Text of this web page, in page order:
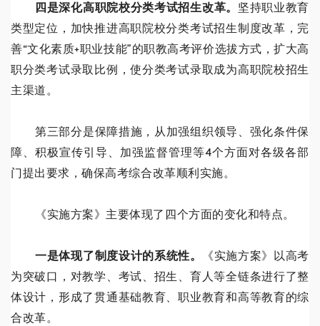
四是深化高职院校分类考试招生改革。 坚持职业教育
类型定位，加快推进高职院校分类考试招生制度改革，完
善“文化素质+职业技能”的职教高考评价选拔方式，扩大高
职分类考试录取比例，使分类考试录取成为高职院校招生
主渠道。
第三部分是保障措施，从加强组织领导、强化条件保
障、积极宣传引导、加强监督管理等4个方面对各级各部
门提出要求，确保高考综合改革顺利实施。
《实施方案》主要体现了四个方面的变化和特点。
一是体现了制度设计的系统性。
《实施方案》以高考
为突破口，对教学、考试、招生、育人等全链条进行了整
体设计，形成了贯通基础教育、职业教育和高等教育的综
合改革。